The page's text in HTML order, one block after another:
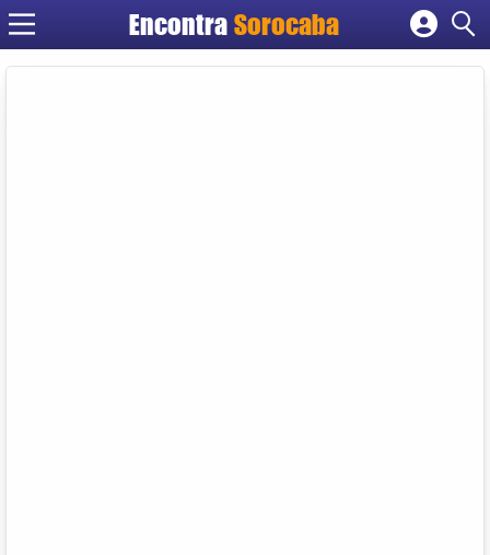
EncontraSorocaba
Cadastrar empresa